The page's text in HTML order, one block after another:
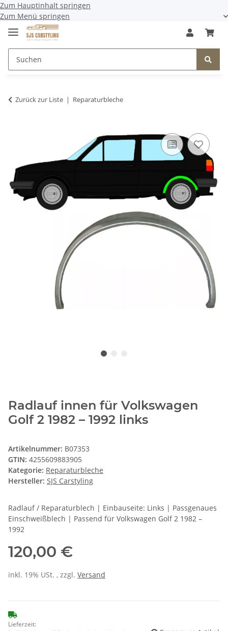
Zum Hauptinhalt springen
Zum Menü springen
Zurück zur Liste Reparaturbleche
Radlauf innen für Volkswagen
Golf 2 1982 – 1992 links
Artikelnummer: B07353
GTIN: 4255609883905
Kategorie: Reparaturbleche
Hersteller: SJS Carstyling
Radlauf / Reparaturblech | Einbauseite: Links | Passgenaues
Einschweißblech | Passend für Volkswagen Golf 2 1982 –
1992
120,00 €
inkl. 19% USt. , zzgl. Versand
Lieferzeit: